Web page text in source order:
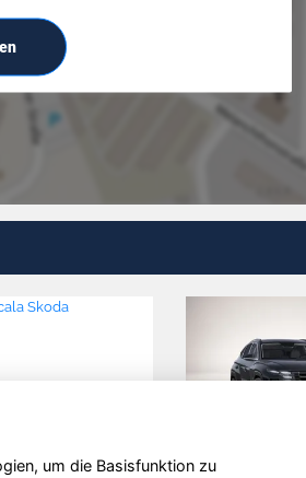
um die Basisfunktion zu